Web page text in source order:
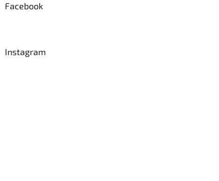
Facebook
Instagram